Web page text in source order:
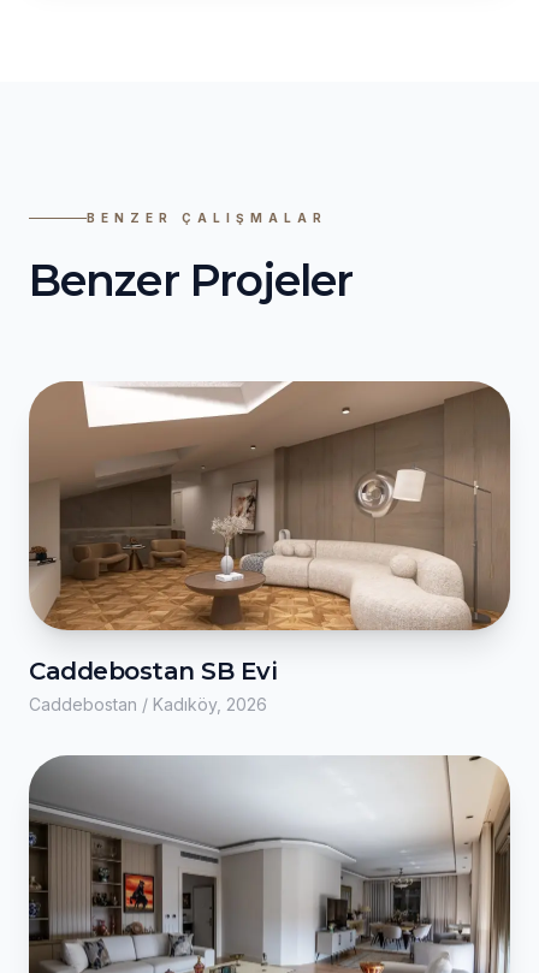
BENZER ÇALIŞMALAR
Benzer Projeler
Caddebostan SB Evi
Caddebostan / Kadıköy, 2026